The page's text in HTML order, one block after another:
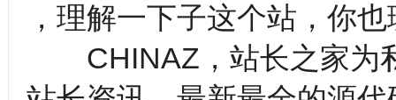
，理解一下子这个站，你
CHINAZ，站长之家为